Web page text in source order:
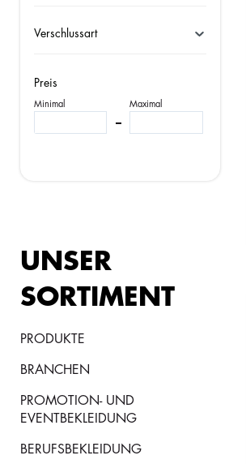
Verschlussart
Preis
Minimal
–
Maximal
UNSER
SORTIMENT
PRODUKTE
BRANCHEN
PROMOTION- UND
EVENTBEKLEIDUNG
BERUFSBEKLEIDUNG